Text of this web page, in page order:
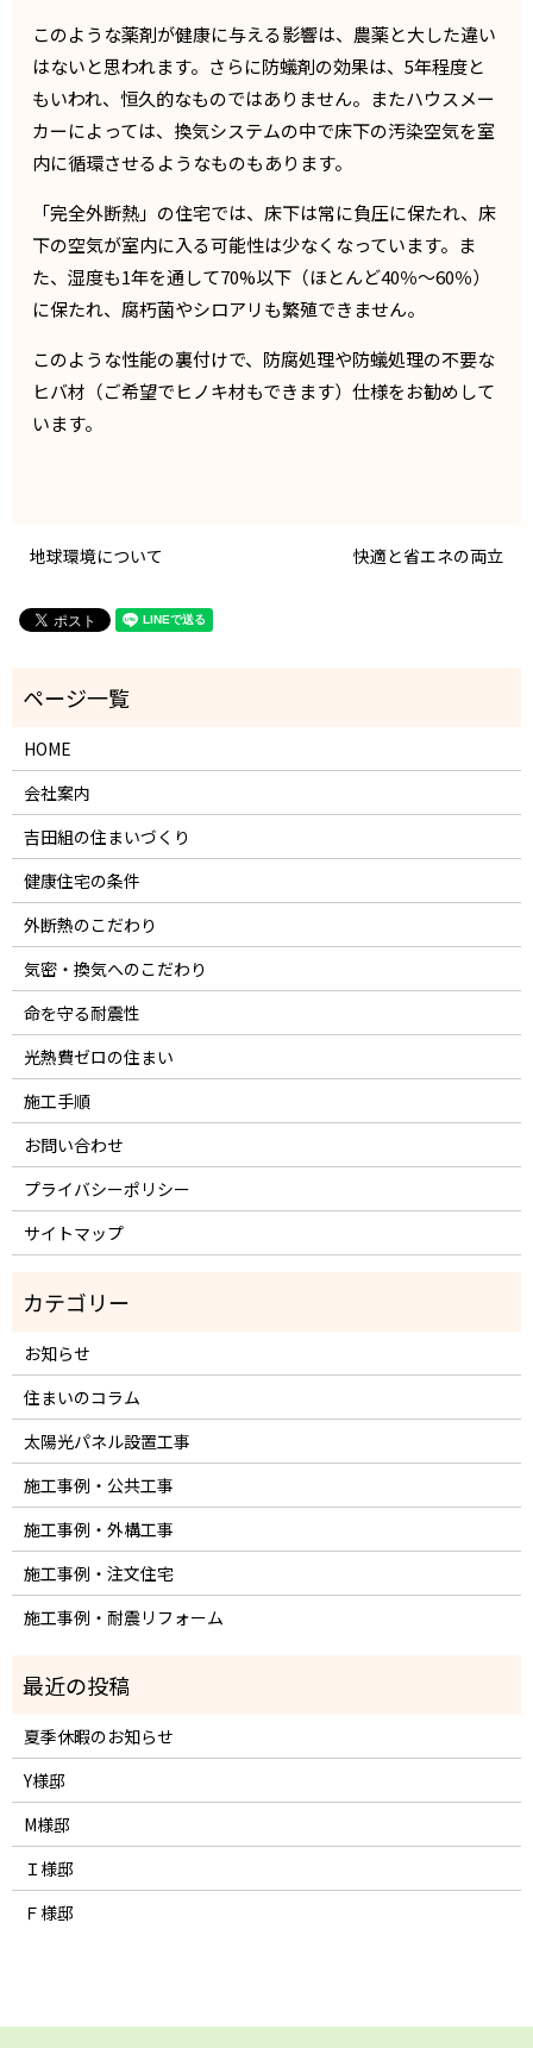
このような薬剤が健康に与える影響は、農薬と大した違い
はないと思われます。さらに防蟻剤の効果は、5年程度と
もいわれ、恒久的なものではありません。またハウスメー
カーによっては、換気システムの中で床下の汚染空気を室
内に循環させるようなものもあります。
「完全外断熱」の住宅では、床下は常に負圧に保たれ、床
下の空気が室内に入る可能性は少なくなっています。ま
た、湿度も1年を通して70%以下（ほとんど40％～60％）
に保たれ、腐朽菌やシロアリも繁殖できません。
このような性能の裏付けで、防腐処理や防蟻処理の不要な
ヒバ材（ご希望でヒノキ材もできます）仕様をお勧めして
います。
地球環境について 快適と省エネの両立
HOME
会社案内
吉田組の住まいづくり
健康住宅の条件
外断熱のこだわり
気密・換気へのこだわり
命を守る耐震性
光熱費ゼロの住まい
施工手順
お問い合わせ
プライバシーポリシー
サイトマップ
お知らせ
住まいのコラム
太陽光パネル設置工事
施工事例・公共工事
施工事例・外構工事
施工事例・注文住宅
施工事例・耐震リフォーム
夏季休暇のお知らせ
Y様邸
M様邸
Ｉ様邸
Ｆ様邸